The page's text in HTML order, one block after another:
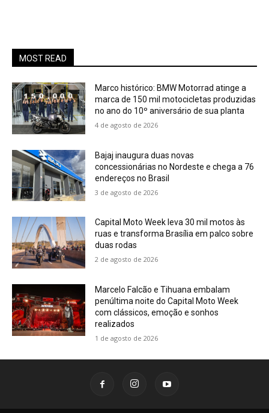
MOST READ
Marco histórico: BMW Motorrad atinge a
marca de 150 mil motocicletas produzidas
no ano do 10º aniversário de sua planta
4 de agosto de 2026
Bajaj inaugura duas novas
concessionárias no Nordeste e chega a 76
endereços no Brasil
3 de agosto de 2026
Capital Moto Week leva 30 mil motos às
ruas e transforma Brasília em palco sobre
duas rodas
2 de agosto de 2026
Marcelo Falcão e Tihuana embalam
penúltima noite do Capital Moto Week
com clássicos, emoção e sonhos
realizados
1 de agosto de 2026